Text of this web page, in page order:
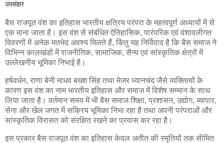
उपसंहार
बैस राजपूत वंश का इतिहास भारतीय क्षत्रिय परंपरा के महत्वपूर्ण अध्यायों में से
एक माना जाता है। इस वंश से संबंधित ऐतिहासिक, पारंपरिक एवं वंशावलीगत
विवरणों में अनेक मतभेद अवश्य मिलते हैं, किंतु यह निर्विवाद है कि बैस समाज ने
विभिन्न कालखंडों में राजनीतिक, सामाजिक, सैन्य एवं सांस्कृतिक क्षेत्रों में
उल्लेखनीय भूमिका निभाई है।
हर्षवर्धन, राणा बेनी माधव बख्श सिंह तथा मेजर ध्यानचंद जैसे व्यक्तित्वों के
कारण इस वंश का नाम भारतीय इतिहास और समाज में विशेष सम्मान के साथ
लिया जाता है। वर्तमान समय में भी बैस समाज शिक्षा, प्रशासन, उद्योग, व्यापार,
सेना और खेल जगत में सक्रिय भूमिका निभा रहा है तथा अपनी परंपराओं और
सांस्कृतिक विरासत को संरक्षित रखने का प्रयास कर रहा है।
इस प्रकार बैस राजपूत वंश का इतिहास केवल अतीत की स्मृतियों तक सीमित